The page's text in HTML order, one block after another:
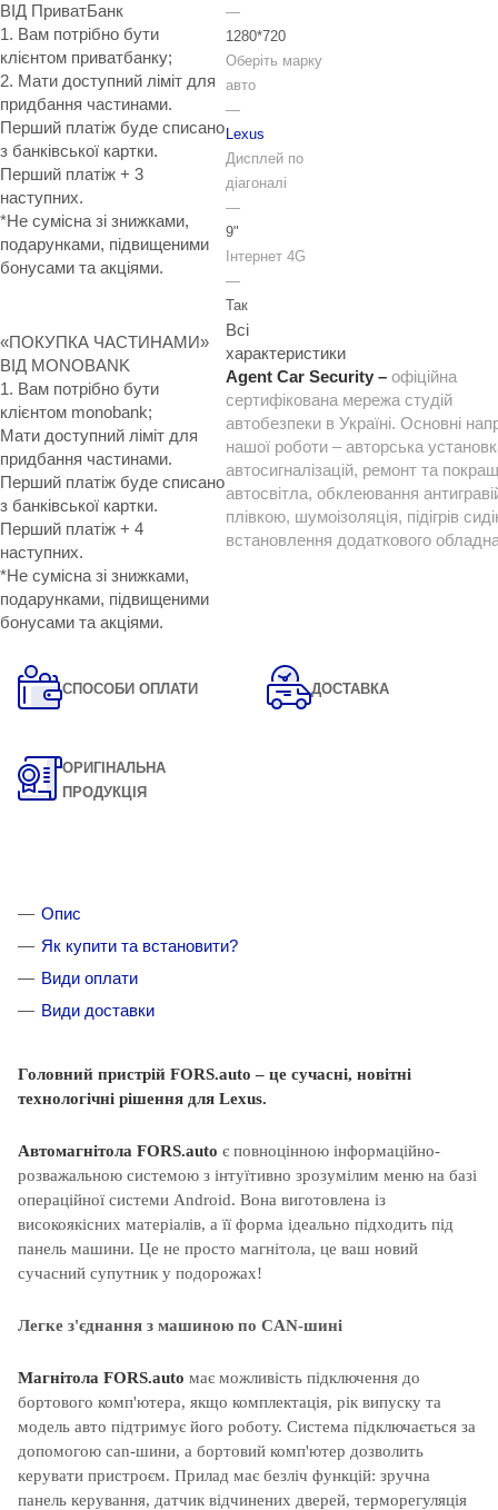
ВІД ПриватБанк
1. Вам потрібно бути
клієнтом приватбанку;
2. Мати доступний ліміт для
придбання частинами.
Перший платіж буде списано
з банківської картки.
Перший платіж + 3
наступних.
*Не сумісна зі знижками,
подарунками, підвищеними
бонусами та акціями.
«ПОКУПКА ЧАСТИНАМИ»
ВІД MONOBANK
1. Вам потрібно бути
клієнтом monobank;
Мати доступний ліміт для
придбання частинами.
Перший платіж буде списано
з банківської картки.
Перший платіж + 4
наступних.
*Не сумісна зі знижками,
подарунками, підвищеними
бонусами та акціями.
—
1280*720
Оберіть марку
авто
—
Lexus
Дисплей по
діагоналі
—
9"
Інтернет 4G
—
Так
Всі
характеристики
Agent Car Security – офіційна
сертифікована мережа студій
автобезпеки в Україні. Основні
нашої роботи – авторська
автосигналізацій, ремонт та
автосвітла, обклеювання
плівкою, шумоізоляція, підігрів
встановлення додаткового
СПОСОБИ ОПЛАТИ ДОСТАВКА
ОРИГІНАЛЬНА
ПРОДУКЦІЯ
Опис
Як купити та встановити?
Види оплати
Види доставки
Головний пристрій FORS.auto – це сучасні, новітні
технологічні рішення для Lexus.
Автомагнітола FORS.auto є повноцінною інформаційно-
розважальною системою з інтуїтивно зрозумілим меню на базі
операційної системи Android. Вона виготовлена із
високоякісних матеріалів, а її форма ідеально підходить під
панель машини. Це не просто магнітола, це ваш новий
сучасний супутник у подорожах!
Легке з'єднання з машиною по CAN-шині
Магнітола FORS.auto має можливість підключення до
бортового комп'ютера, якщо комплектація, рік випуску та
модель авто підтримує його роботу. Система підключається за
допомогою can-шини, а бортовий комп'ютер дозволить
керувати пристроєм. Прилад має безліч функцій: зручна
панель керування, датчик відчинених дверей, терморегуляція